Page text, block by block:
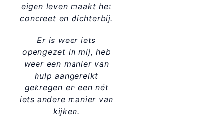
eigen leven maakt het
concreet en dichterbij.
Er is weer iets
opengezet in mij, heb
weer een manier van
hulp aangereikt
gekregen en een nét
iets andere manier van
kijken.